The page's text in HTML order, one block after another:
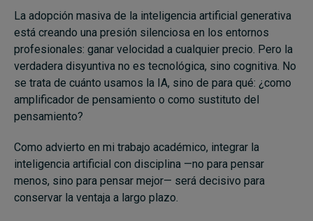
La adopción masiva de la inteligencia artificial generativa
está creando una presión silenciosa en los entornos
profesionales: ganar velocidad a cualquier precio. Pero la
verdadera disyuntiva no es tecnológica, sino cognitiva. No
se trata de cuánto usamos la IA, sino de para qué: ¿como
amplificador de pensamiento o como sustituto del
pensamiento?
Como advierto en mi trabajo académico, integrar la
inteligencia artificial con disciplina —no para pensar
menos, sino para pensar mejor— será decisivo para
conservar la ventaja a largo plazo.